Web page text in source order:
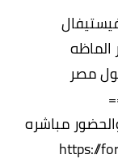
مصر
مباشره
https://